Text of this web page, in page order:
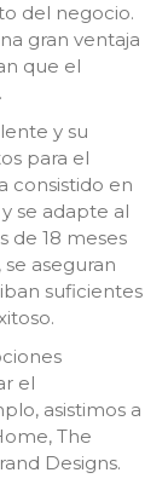
del negocio.
gran ventaja
que el
y su
para el
consistido en
se adapte al
de 18 meses
aseguran
suficientes
el
asistimos a
The
Designs.